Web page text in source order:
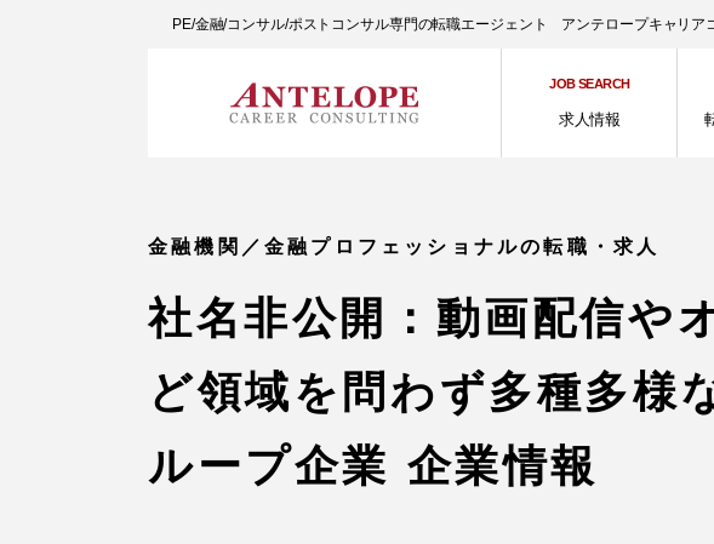
PE/金融/コンサル/ポストコンサル専門の転職エージェント アンテロープキャリア
JOB SEARCH
求人情報
金融機関／金融プロフェッショナルの転職・求人
社名非公開：動画配信や
ど領域を問わず多種多様
ループ企業 企業情報